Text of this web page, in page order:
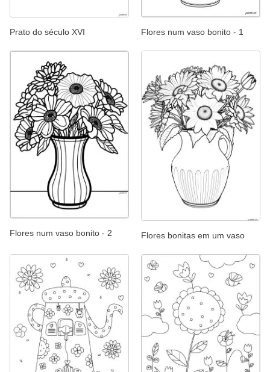
Prato do século XVI Flores num vaso bonito - 1
Flores num vaso bonito - 2 Flores bonitas em um vaso